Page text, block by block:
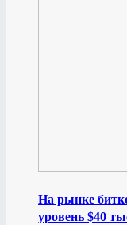
На рынке
уровень $40